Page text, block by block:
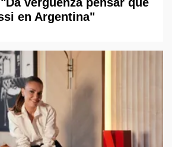
en Argentina"